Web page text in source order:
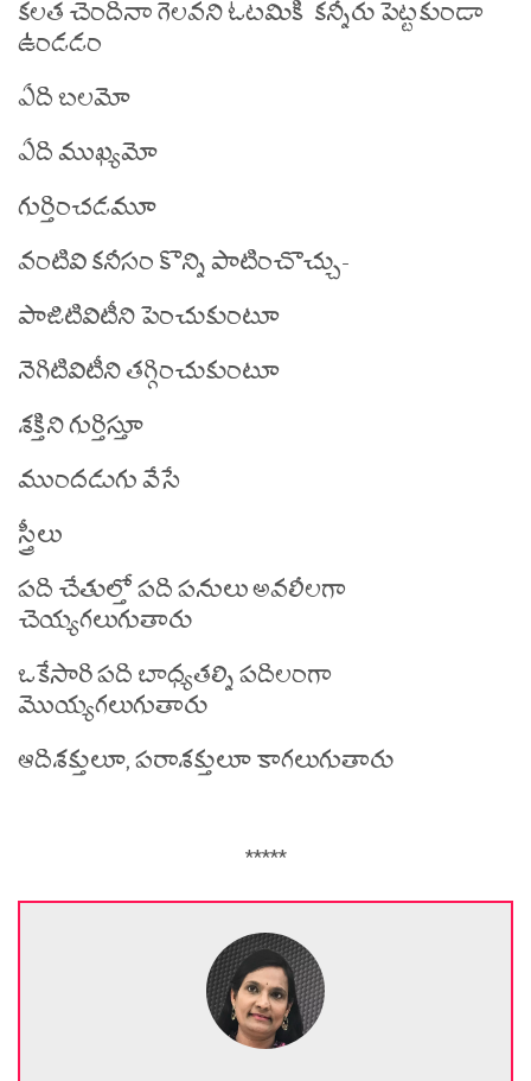
కలత చెందినా గెలవని ఓటమికి కన్నీరు పెట్టకుండా
ఉండడం
ఏది బలమో
ఏది ముఖ్యమో
గుర్తించడమూ
వంటివి కనీసం కొన్ని పాటించొచ్చు-
పాజిటివిటీని పెంచుకుంటూ
నెగిటివిటీని తగ్గించుకుంటూ
శక్తిని గుర్తిస్తూ
ముందడుగు వేసే
స్త్రీలు
పది చేతుల్తో పది పనులు అవలీలగా
చెయ్యగలుగుతారు
ఒకేసారి పది బాధ్యతల్ని పదిలంగా
మొయ్యగలుగుతారు
ఆదిశక్తులూ, పరాశక్తులూ కాగలుగుతారు
*****